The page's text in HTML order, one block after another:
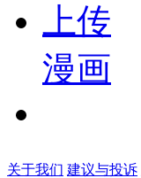
上传
漫画
关于我们 建议与投诉